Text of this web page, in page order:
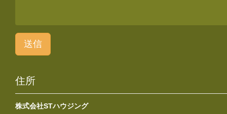
送信
住所
株式会社STハウジング